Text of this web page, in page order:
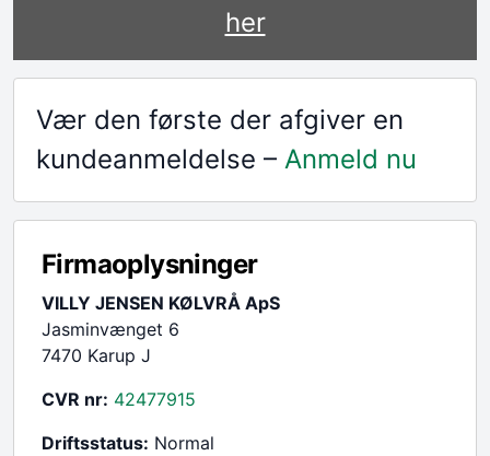
her
Vær den første der afgiver en
kundeanmeldelse – Anmeld nu
Firmaoplysninger
VILLY JENSEN KØLVRÅ ApS
Jasminvænget 6
7470 Karup J
CVR nr: 42477915
Driftsstatus: Normal